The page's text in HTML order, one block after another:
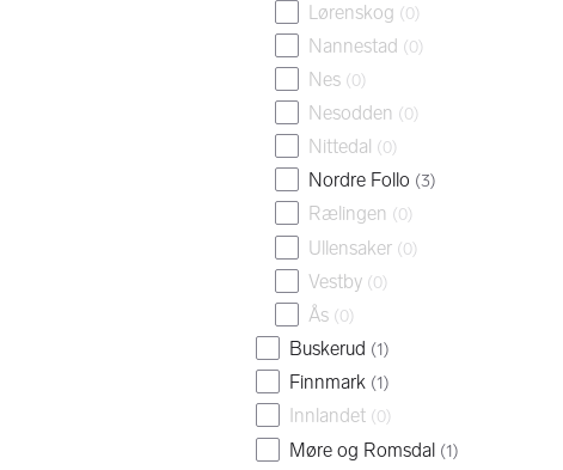
Lørenskog (0)
Nannestad (0)
Nes (0)
Nesodden (0)
Nittedal (0)
Nordre Follo (3)
Rælingen (0)
Ullensaker (0)
Vestby (0)
Ås (0)
Buskerud (1)
Finnmark (1)
Innlandet (0)
Møre og Romsdal (1)